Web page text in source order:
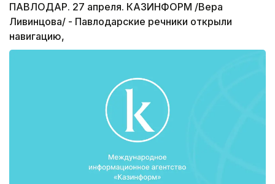
ПАВЛОДАР. 27 апреля. КАЗИНФОРМ /Вера
Ливинцова/ - Павлодарские речники открыли
навигацию,